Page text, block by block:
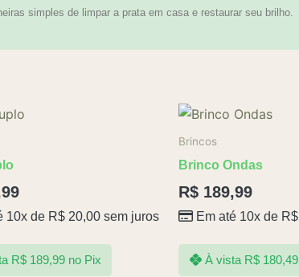
simples de limpar a prata em casa e restaurar seu brilho.
10x de R$ 20,00 sem juros
R$189,99 no Pix
Brincos
Brinco Ondas
R$ 189,99
Em até 10x de R$
À vista R$180,49